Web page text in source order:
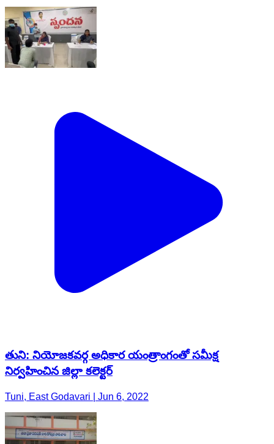
తుని: నియోజకవర్గ అధికార యంత్రాంగంతో సమీక్ష
నిర్వహించిన జిల్లా కలెక్టర్
Tuni, East Godavari | Jun 6, 2022